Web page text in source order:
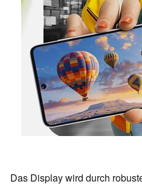
Das Display wird durch